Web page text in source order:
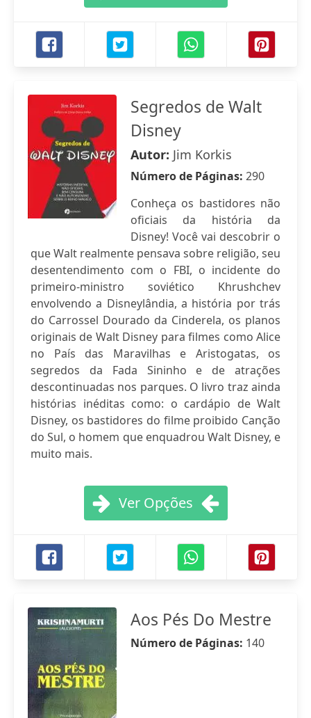
Segredos de Walt
Disney
Autor: Jim Korkis
Número de Páginas: 290
Conheça os bastidores não
oficiais da história da
Disney! Você vai descobrir o
que Walt realmente pensava sobre religião, seu
desentendimento com o FBI, o incidente do
primeiro-ministro soviético Khrushchev
envolvendo a Disneylândia, a história por trás
do Carrossel Dourado da Cinderela, os planos
originais de Walt Disney para filmes como Alice
no País das Maravilhas e Aristogatas, os
segredos da Fada Sininho e de atrações
descontinuadas nos parques. O livro traz ainda
histórias inéditas como: o cardápio de Walt
Disney, os bastidores do filme proibido Canção
do Sul, o homem que enquadrou Walt Disney, e
muito mais.
Ver Opções
Aos Pés Do Mestre
Número de Páginas: 140